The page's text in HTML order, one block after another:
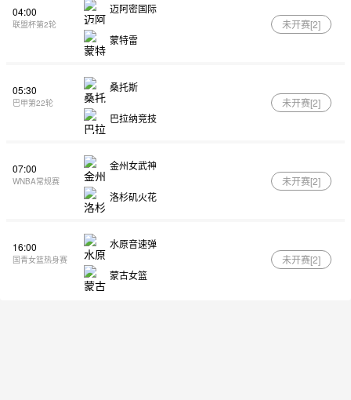
04:00
联盟杯第2轮
迈阿密国际
蒙特雷
未开赛[2]
05:30
巴甲第22轮
桑托斯
巴拉纳竞技
未开赛[2]
07:00
WNBA常规赛
金州女武神
洛杉矶火花
未开赛[2]
16:00
国青女篮热身赛
水原音速弹
蒙古女篮
未开赛[2]